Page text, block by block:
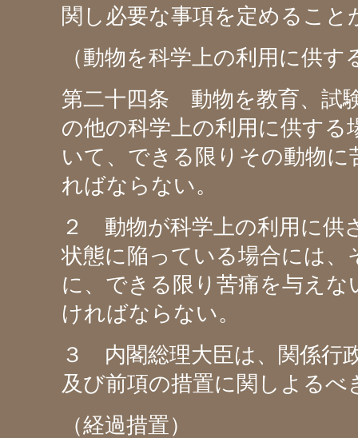
関し必要な事項を定めること
（動物を科学上の利用に供
第二十四条 動物を教育、試
の他の科学上の利用に供す
いて、できる限りその動物
ればならない。
２ 動物が科学上の利用に供
状態に陥っている場合には
に、できる限り苦痛を与え
ければならない。
３ 内閣総理大臣は、関係行
及び前項の措置に関しよる
（経過措置）